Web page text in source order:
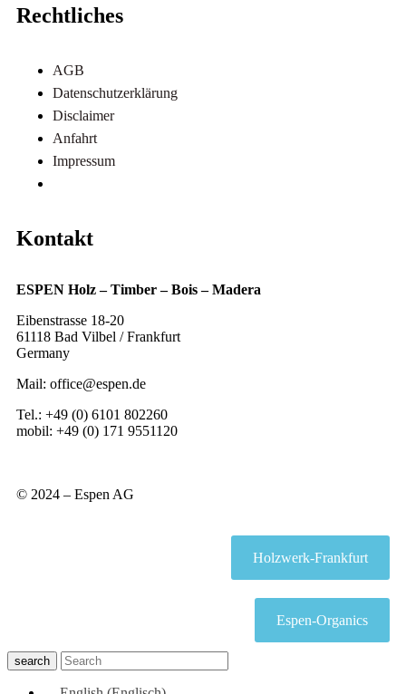
Rechtliches
AGB
Datenschutzerklärung
Disclaimer
Anfahrt
Impressum
Kontakt
ESPEN Holz – Timber – Bois – Madera
Eibenstrasse 18-20
61118 Bad Vilbel / Frankfurt
Germany
Mail: office@espen.de
Tel.: +49 (0) 6101 802260
mobil: +49 (0) 171 9551120
© 2024 – Espen AG
Holzwerk-Frankfurt
Espen-Organics
search